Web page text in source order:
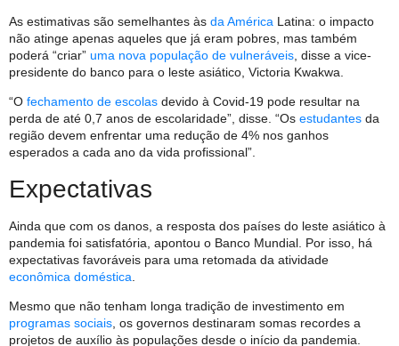
As estimativas são semelhantes às da América Latina: o impacto
não atinge apenas aqueles que já eram pobres, mas também
poderá “criar” uma nova população de vulneráveis , disse a vice-
presidente do banco para o leste asiático, Victoria Kwakwa.
“O fechamento de escolas devido à Covid-19 pode resultar na
perda de até 0,7 anos de escolaridade”, disse. “Os estudantes da
região devem enfrentar uma redução de 4% nos ganhos
esperados a cada ano da vida profissional”.
Expectativas
Ainda que com os danos, a resposta dos países do leste asiático à
pandemia foi satisfatória, apontou o Banco Mundial. Por isso, há
expectativas favoráveis para uma retomada da atividade
econômica doméstica
Mesmo que não tenham longa tradição de investimento em
programas sociais, os governos destinaram somas recordes a
projetos de auxílio às populações desde o início da pandemia.